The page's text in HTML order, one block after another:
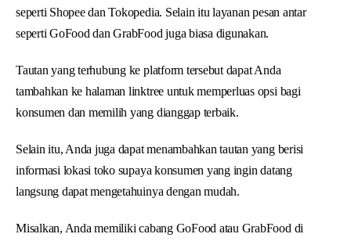
seperti Shopee dan Tokopedia. Selain itu layanan pesan antar
seperti GoFood dan GrabFood juga biasa digunakan.
Tautan yang terhubung ke platform tersebut dapat Anda
tambahkan ke halaman linktree untuk memperluas opsi bagi
konsumen dan memilih yang dianggap terbaik.
Selain itu, Anda juga dapat menambahkan tautan yang berisi
informasi lokasi toko supaya konsumen yang ingin datang
langsung dapat mengetahuinya dengan mudah.
Misalkan, Anda memiliki cabang GoFood atau GrabFood di